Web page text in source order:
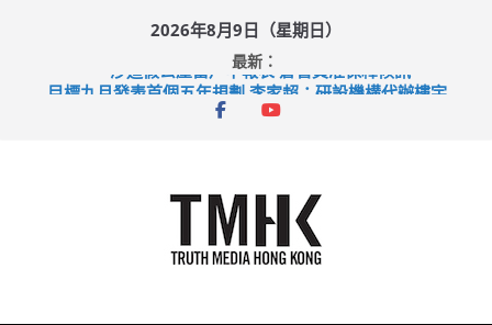
2026年8月9日（星期日）
最新：
涉造假公屋富戶申報表 倉管員准保釋候訊